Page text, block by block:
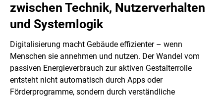
zwischen Technik, Nutzerverhalten
und Systemlogik
Digitalisierung macht Gebäude effizienter – wenn
Menschen sie annehmen und nutzen. Der Wandel vom
passiven Energieverbrauch zur aktiven Gestalterrolle
entsteht nicht automatisch durch Apps oder
Förderprogramme, sondern durch verständliche